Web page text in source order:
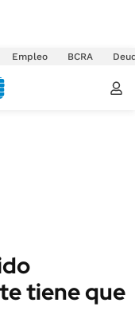
Empleo BCRA
tiene que